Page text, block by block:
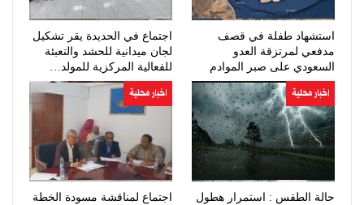
استشهاد طفلة في قصف
مدفعي لمرتزقة العدو
السعودي على صبر الموادم
اجتماع في الحديدة يقر تشكيل
لجان ميدانية للحشد والتعبئة
للفعالية المركزية للمولد…
اخبار محلية
حالة الطقس : استمرار هطول
اخبار محلية
اجتماع لمناقشة مسودة الخطة